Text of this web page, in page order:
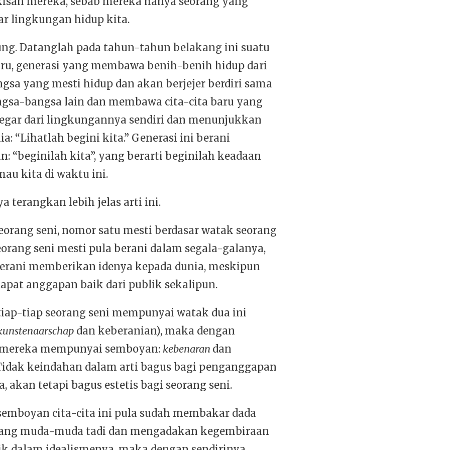
lingkungan hidup kita.
Datanglah pada tahun-tahun belakang ini suatu
generasi yang membawa benih-benih hidup dari
yang mesti hidup dan akan berjejer berdiri sama
bangsa lain dan membawa cita-cita baru yang
dari lingkungannya sendiri dan menunjukkan
“Lihatlah begini kita.” Generasi ini berani
“beginilah kita”, yang berarti beginilah keadaan
kita di waktu ini.
terangkan lebih jelas arti ini.
seni, nomor satu mesti berdasar watak seorang
seni mesti pula berani dalam segala-galanya,
memberikan idenya kepada dunia, meskipun
anggapan baik dari publik sekalipun.
tiap seorang seni mempunyai watak dua ini
dan keberanian), maka dengan
mempunyai semboyan: kebenaran dan
keindahan dalam arti bagus bagi penganggapan
akan tetapi bagus estetis bagi seorang seni.
cita-cita ini pula sudah membakar dada
muda-muda tadi dan mengadakan kegembiraan